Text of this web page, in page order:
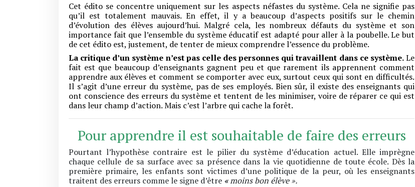
Cet édito se concentre uniquement sur les aspects néfastes du système. Cela ne signifie pas
qu’il est totalement mauvais. En effet, il y a beaucoup d’aspects positifs sur le chemin
d’évolution des élèves aujourd’hui. Malgré cela, les nombreux défauts du système et son
importance fait que l’ensemble du système éducatif est adapté pour aller à la poubelle. Le but
de cet édito est, justement, de tenter de mieux comprendre l’essence du problème.
La critique d’un système n’est pas celle des personnes qui travaillent dans ce système.Le
fait est que beaucoup d’enseignants gagnent peu et que rarement ils apprennent comment
apprendre aux élèves et comment se comporter avec eux, surtout ceux qui sont en difficultés.
Il s’agit d’une erreur du système, pas de ses employés. Bien sûr, il existe des enseignants qui
ont conscience des erreurs du système et tentent de les minimiser, voire de réparer ce qui est
dans leur champ d’action. Mais c’est l’arbre qui cache la forêt.
Pour apprendre il est souhaitable de faire des erreurs
Pourtant l’hypothèse contraire est le pilier du système d’éducation actuel. Elle imprègne
chaque cellule de sa surface avec sa présence dans la vie quotidienne de toute école. Dès la
première primaire, les enfants sont victimes d’une politique de la peur, où les enseignants
traitent des erreurs comme le signe d’être «moins bon élève ».